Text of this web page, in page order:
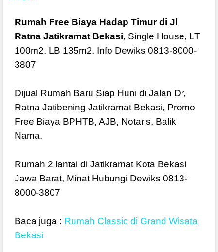
Rumah Free Biaya Hadap Timur di Jl
Ratna Jatikramat Bekasi, Single House, LT
100m2, LB 135m2, Info Dewiks 0813-8000-
3807
Dijual Rumah Baru Siap Huni di Jalan Dr,
Ratna Jatibening Jatikramat Bekasi, Promo
Free Biaya BPHTB, AJB, Notaris, Balik
Nama.
Rumah 2 lantai di Jatikramat Kota Bekasi
Jawa Barat, Minat Hubungi Dewiks 0813-
8000-3807
Baca juga : Rumah Classic di Grand Wisata
Bekasi